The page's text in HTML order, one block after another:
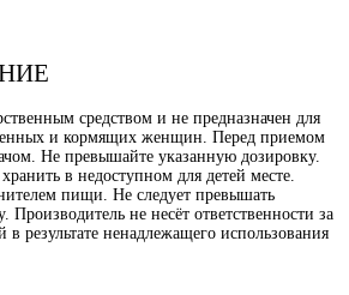
средством и не предназначен для
и кормящих женщин. Перед приемом
Не превышайте указанную дозировку.
в недоступном для детей месте.
пищи. Не следует превышать
Производитель не несёт ответственности за
результате ненадлежащего использования